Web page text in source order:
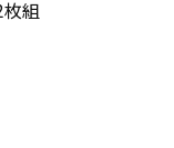
枚組